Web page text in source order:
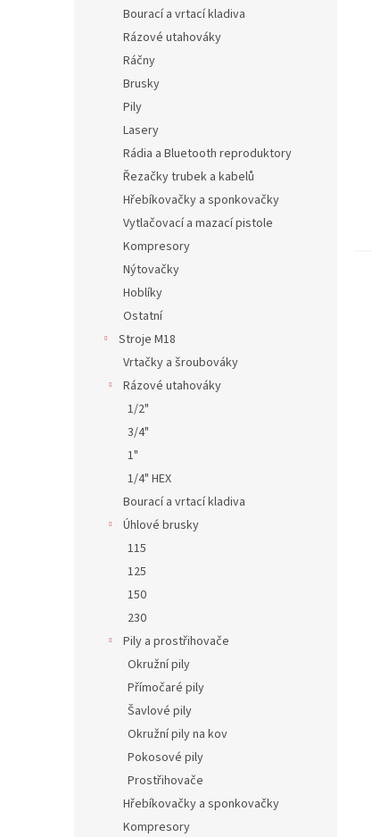
Bourací a vrtací kladiva
Rázové utahováky
Ráčny
Brusky
Pily
Lasery
Rádia a Bluetooth reproduktory
Řezačky trubek a kabelů
Hřebíkovačky a sponkovačky
Vytlačovací a mazací pistole
Kompresory
Nýtovačky
Hoblíky
Ostatní
Stroje M18
Vrtačky a šroubováky
Rázové utahováky
1/2"
3/4"
1"
1/4" HEX
Bourací a vrtací kladiva
Úhlové brusky
115
125
150
230
Pily a prostřihovače
Okružní pily
Přímočaré pily
Šavlové pily
Okružní pily na kov
Pokosové pily
Prostřihovače
Hřebíkovačky a sponkovačky
Kompresory